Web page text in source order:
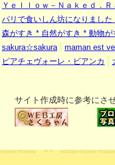
Ｙｅｌｌｏｗ－Ｎａｋｅｄ．
パリで食いしん坊になりまし
森がすき * 自然がすき * 動物が
sakura☆sakura | maman est
ピアチェヴォーレ・ビアンカ |
サイト作成時に参考にさ